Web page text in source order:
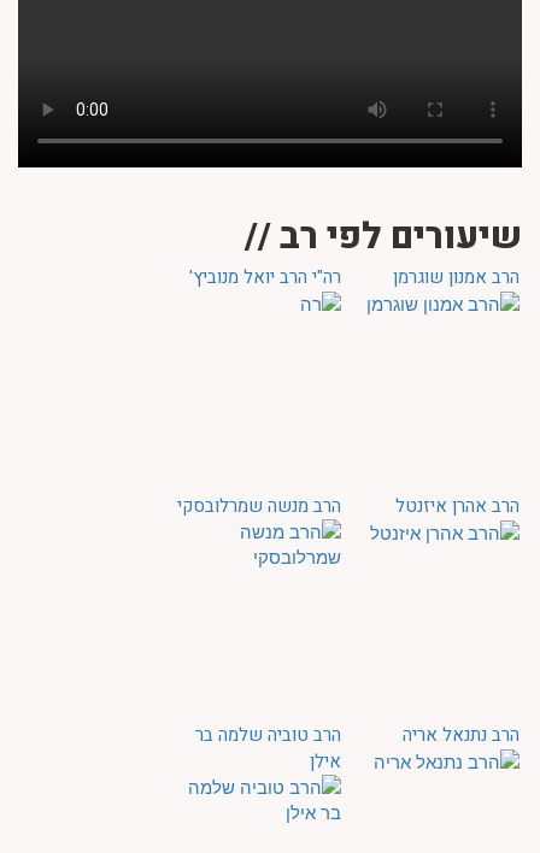
שיעורים לפי רב //
הרב אמנון שוגרמן רה"י הרב יואל מנוביץ'
הרב אהרן איזנטל הרב מנשה שמרלובסקי
הרב נתנאל אריה
הרב טוביה שלמה בר
אילן